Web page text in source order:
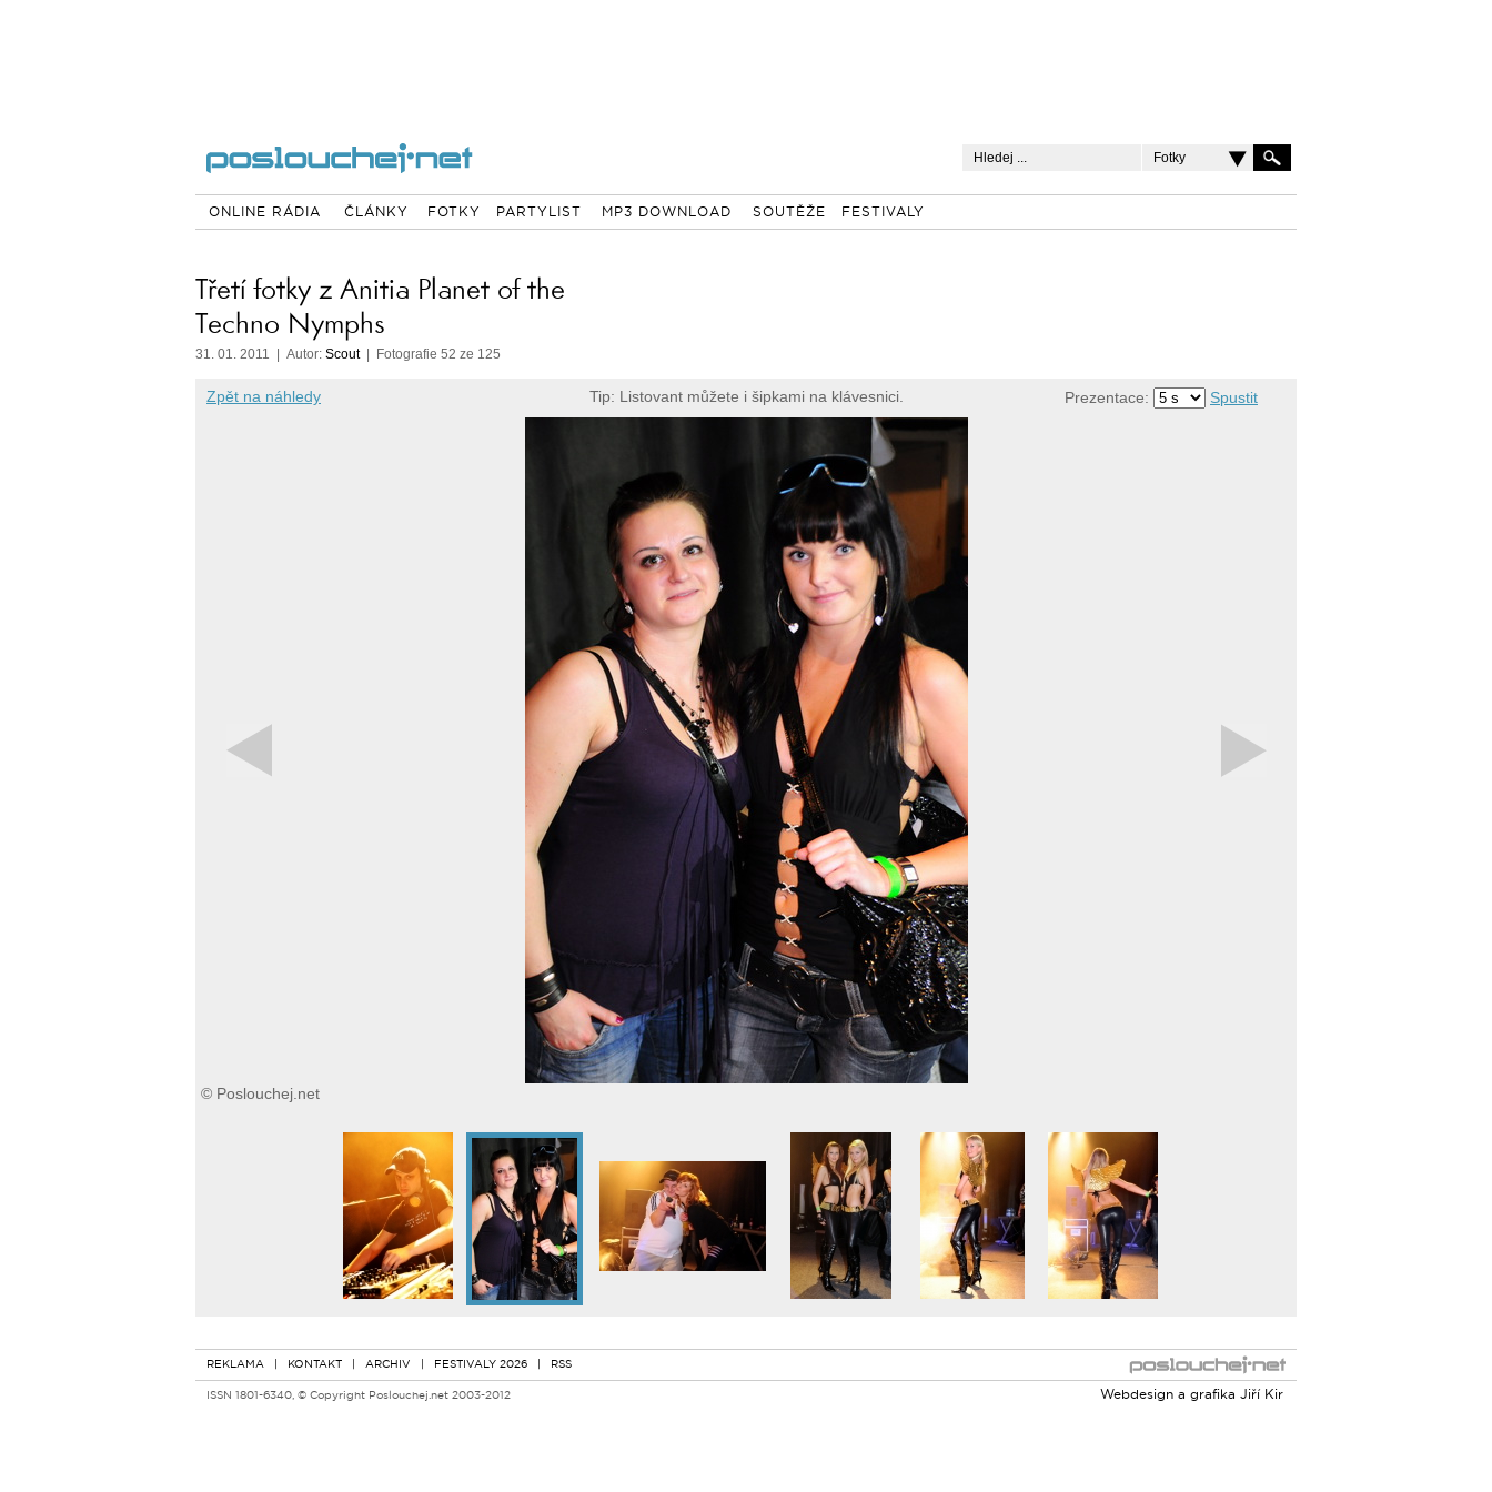
Fotky
ONLINE RÁDIA ČLÁNKY FOTKY PARTYLIST MP3 DOWNLOAD SOUTĚŽE FESTIVALY
Třetí fotky z Anitia Planet of the
Techno Nymphs
31. 01. 2011 | Autor: Scout| Fotografie 52 ze 125
Zpět na náhledy Tip: Listovant můžete i šipkami na klávesnici. Prezentace: Spustit
© Poslouchej.net
REKLAMA | KONTAKT | ARCHIV | FESTIVALY 2026 | RSS
ISSN 1801-6340, © Copyright Poslouchej.net 2003-2012
Webdesign a grafika Jiří Kir